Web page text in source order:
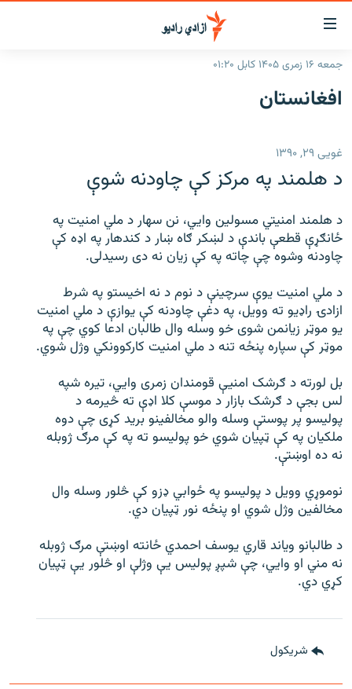
د
لاسرسۍ
وړ
لېنکونه
اصلي
ورتلل
اصلي
ته
ورتلل
لټون
پاڼې
ته
مراجعه
کورپاڼه
راپورونه
سیمه
نړۍ
افغانستان
د خپرونو جدول
اونیزې خپرونې
انځوریزه برخه
د کډوالۍ بحران
'کووېډ-۱۹'
دري پاڼه
Azadi English
د ازادې اروپا/ ازادي راډيو ټولې پاڼې
جمعه ۱۶ زمری ۱۴۰۵ کابل ۰۱:۲۰
افغانستان
غویی ۲۹, ۱۳۹۰
د هلمند په مرکز کې چاودنه شوې
د هلمند امنیتي مسولین وایي، نن سهار د ملي امنیت په
ځانګړې قطعې باندې د لښکر ګاه ښار د کندهار په اډه کې
چاودنه وشوه چې چاته په کې زیان نه دی رسیدلی.
د ملي امنیت یوې سرچینې د نوم د نه اخیستو په شرط
ازادۍ راډیو ته وویل، په دغې چاودنه کې یوازې د ملي امنیت
یو موټر زیانمن شوی خو وسله وال طالبان ادعا کوي چې په
موټر کې سپاره پنځه تنه د ملي امنیت کارکوونکي وژل شوي.
بل لورته د ګرشک امنیې قومندان زمری وایي، تیره شپه
لس بجې د ګرشک بازار د موسې کلا اډې ته څیرمه د
پولیسو پر پوستې وسله والو مخالفینو برید کړی چې دوه
ملکیان په کې ټپیان شوي خو پولیسو ته په کې مرګ ژوبله
نه ده اوښتې.
نوموړي وویل د پولیسو په ځوابي ډزو کې څلور وسله وال
مخالفین وژل شوي او پنځه نور ټپیان دي.
د طالبانو ویاند قاري یوسف احمدي ځانته اوښتې مرګ ژوبله
نه مني او وایي، چې شپږ پولیس یې وژلې او څلور یې ټپیان
کړي دي.
شريکول